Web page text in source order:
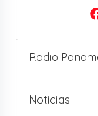
Radio
Noticias